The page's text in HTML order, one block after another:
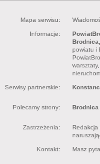
Mapa serwisu:
Informacje:
powiatu i
Serwisy partnerskie:
Polecamy strony: Brodnica
Zastrzeżenia: Redakcja
Kontakt: Masz